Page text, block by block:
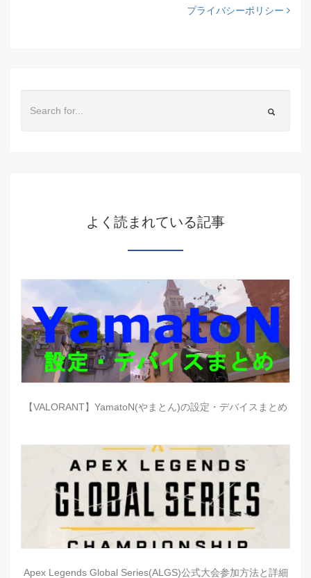
プライバシーポリシー
よく読まれている記事
【VALORANT】YamatoN(やまとん)の設定・デバイスまとめ
Apex Legends Global Series(ALGS)公式大会参加方法と詳細